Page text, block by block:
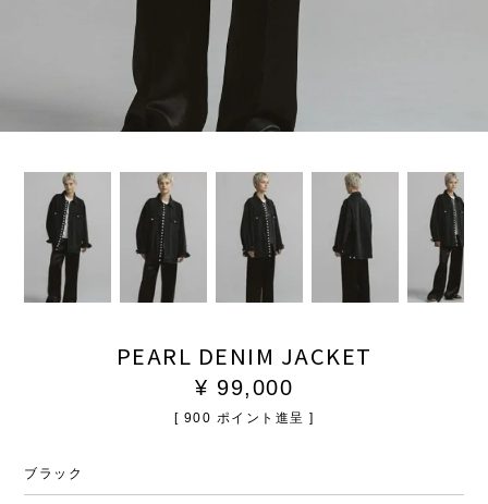
PEARL DENIM JACKET
¥ 99,000
[ 900 ポイント進呈 ]
ブラック